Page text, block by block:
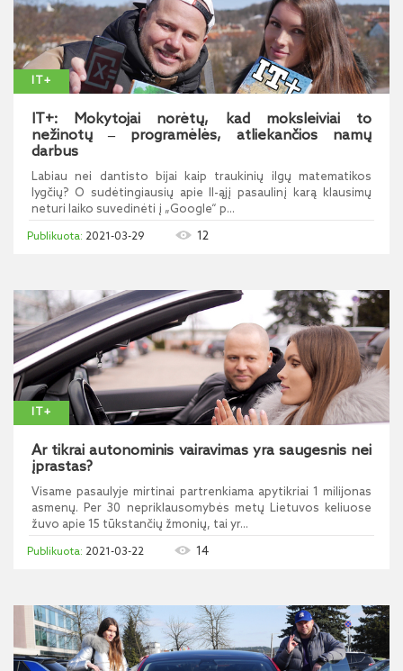
IT+
IT+: Mokytojai norėtų, kad moksleiviai to
nežinotų ‒ programėlės, atliekančios namų
darbus
Labiau nei dantisto bijai kaip traukinių ilgų matematikos
lygčių? O sudėtingiausių apie II-ąjį pasaulinį karą klausimų
neturi laiko suvedinėti į „Google“ p...
2021-03-29 12
IT+
Ar tikrai autonominis vairavimas yra saugesnis nei
įprastas?
Visame pasaulyje mirtinai partrenkiama apytikriai 1 milijonas
asmenų. Per 30 nepriklausomybės metų Lietuvos keliuose
žuvo apie 15 tūkstančių žmonių, tai yr...
2021-03-22 14